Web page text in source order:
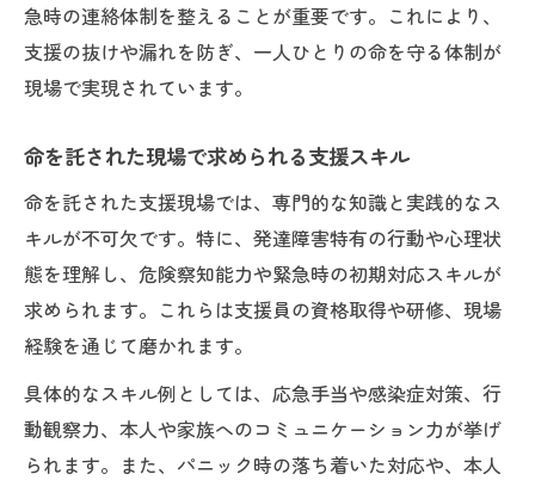
急時の連絡体制を整えることが重要です。これにより、
支援の抜けや漏れを防ぎ、一人ひとりの命を守る体制が
現場で実現されています。
命を託された現場で求められる支援スキル
命を託された支援現場では、専門的な知識と実践的なス
キルが不可欠です。特に、発達障害特有の行動や心理状
態を理解し、危険察知能力や緊急時の初期対応スキルが
求められます。これらは支援員の資格取得や研修、現場
経験を通じて磨かれます。
具体的なスキル例としては、応急手当や感染症対策、行
動観察力、本人や家族へのコミュニケーション力が挙げ
られます。また、パニック時の落ち着いた対応や、本人